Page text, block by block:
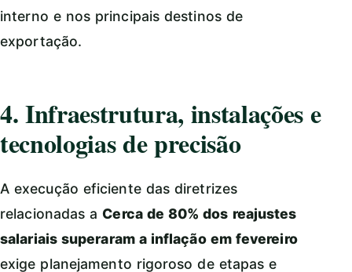
interno e nos principais destinos de
exportação.
4. Infraestrutura, instalações e
tecnologias de precisão
A execução eficiente das diretrizes
relacionadas aCerca de 80% dos reajustes
salariais superaram a inflação em fevereiro
exige planejamento rigoroso de etapas e